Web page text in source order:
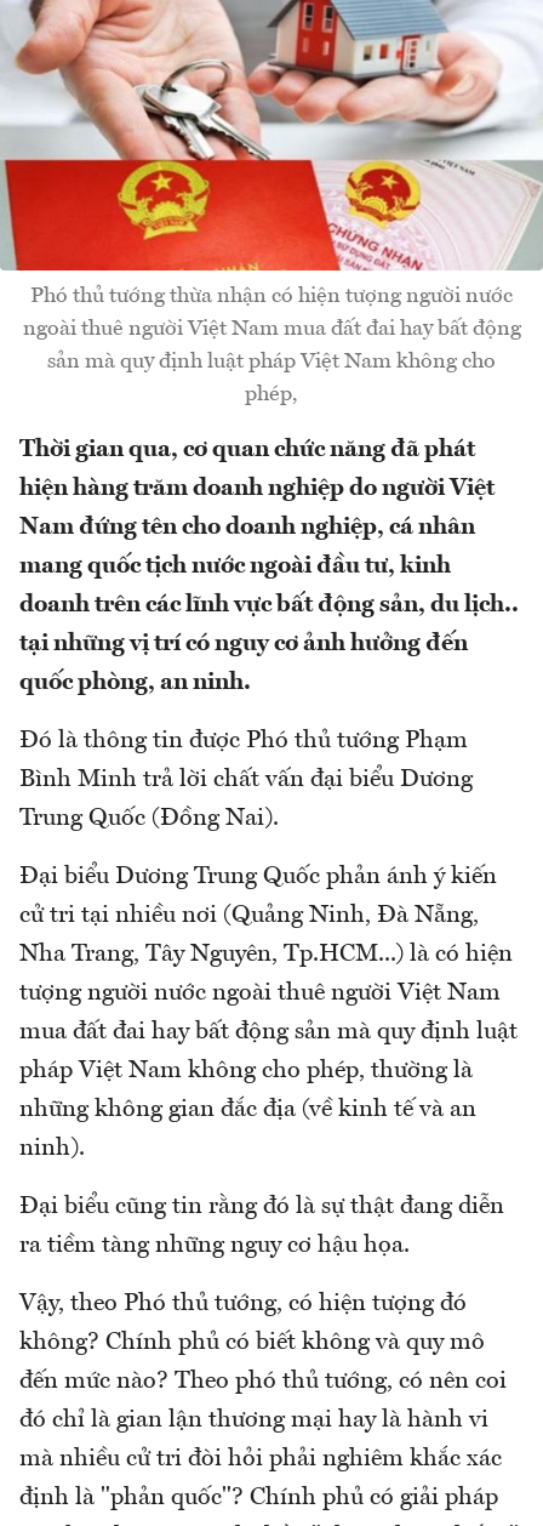
Phó thủ tướng thừa nhận có hiện tượng người nước
ngoài thuê người Việt Nam mua đất đai hay bất động
sản mà quy định luật pháp Việt Nam không cho
phép,
Thời gian qua, cơ quan chức năng đã phát
hiện hàng trăm doanh nghiệp do người Việt
Nam đứng tên cho doanh nghiệp, cá nhân
mang quốc tịch nước ngoài đầu tư, kinh
doanh trên các lĩnh vực bất động sản, du lịch..
tại những vị trí có nguy cơ ảnh hưởng đến
quốc phòng, an ninh.
Đó là thông tin được Phó thủ tướng Phạm
Bình Minh trả lời chất vấn đại biểu Dương
Trung Quốc (Đồng Nai).
Đại biểu Dương Trung Quốc phản ánh ý kiến
cử tri tại nhiều nơi (Quảng Ninh, Đà Nẵng,
Nha Trang, Tây Nguyên, Tp.HCM...) là có hiện
tượng người nước ngoài thuê người Việt Nam
mua đất đai hay bất động sản mà quy định luật
pháp Việt Nam không cho phép, thường là
những không gian đắc địa (về kinh tế và an
ninh).
Đại biểu cũng tin rằng đó là sự thật đang diễn
ra tiềm tàng những nguy cơ hậu họa.
Vậy, theo Phó thủ tướng, có hiện tượng đó
không? Chính phủ có biết không và quy mô
đến mức nào? Theo phó thủ tướng, có nên coi
đó chỉ là gian lận thương mại hay là hành vi
mà nhiều cử tri đòi hỏi phải nghiêm khắc xác
định là "phản quốc"? Chính phủ có giải pháp